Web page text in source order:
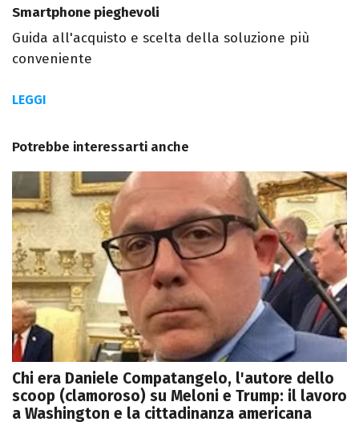
Smartphone pieghevoli
Guida all'acquisto e scelta della soluzione più
conveniente
LEGGI
Potrebbe interessarti anche
Chi era Daniele Compatangelo, l'autore dello
scoop (clamoroso) su Meloni e Trump: il lavoro
a Washington e la cittadinanza americana